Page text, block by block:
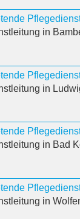
in
in
in Bad
in